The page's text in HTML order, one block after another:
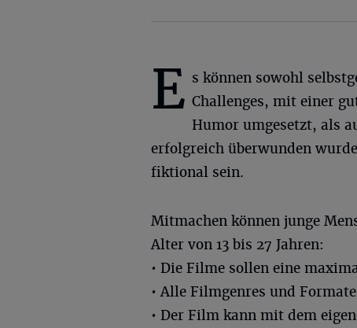
E s können sowohl
Challenges, mit einer
Humor umgesetzt, als
erfolgreich überwunden
fiktional sein.
Mitmachen können junge
Alter von 13 bis 27 Jahren:
• Die Filme sollen eine
• Alle Filmgenres und
• Der Film kann mit dem